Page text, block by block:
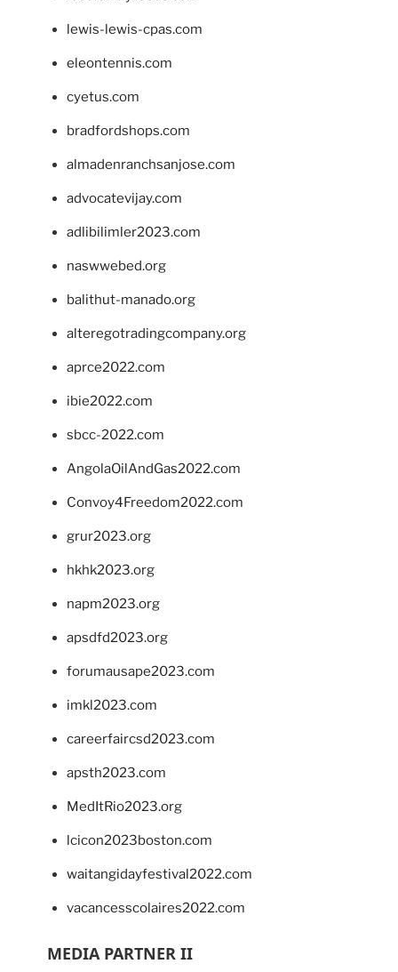
lewis-lewis-cpas.com
eleontennis.com
cyetus.com
bradfordshops.com
almadenranchsanjose.com
advocatevijay.com
adlibilimler2023.com
naswwebed.org
balithut-manado.org
alteregotradingcompany.org
aprce2022.com
ibie2022.com
sbcc-2022.com
AngolaOilAndGas2022.com
Convoy4Freedom2022.com
grur2023.org
hkhk2023.org
napm2023.org
apsdfd2023.org
forumausape2023.com
imkl2023.com
careerfaircsd2023.com
apsth2023.com
MedItRio2023.org
lcicon2023boston.com
waitangidayfestival2022.com
vacancesscolaires2022.com
MEDIA PARTNER II